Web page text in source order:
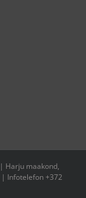
Harju maakond,
| Infotelefon +372